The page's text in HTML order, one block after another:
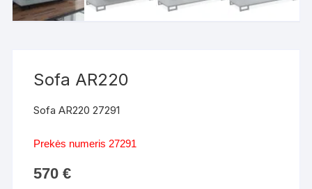
Sofa AR220
Sofa AR220 27291
Prekės numeris 27291
570€